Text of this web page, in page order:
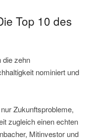
Top 10 des
die zehn
nominiert und
Zukunftsprobleme,
zugleich einen echten
Mitinvestor und